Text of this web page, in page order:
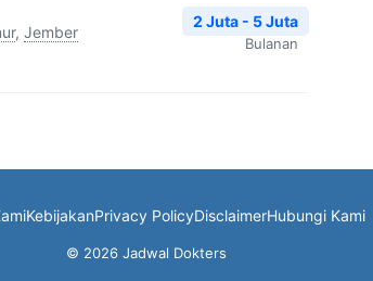
, Jember
2 Juta - 5 Juta
Bulanan
KebijakanPrivacy PolicyDisclaimerHubungi Kami
© 2026 Jadwal Dokters